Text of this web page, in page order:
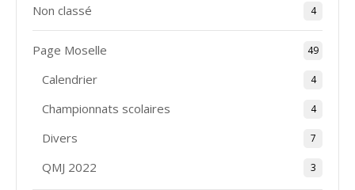
Non classé 4
Page Moselle 49
Calendrier 4
Championnats scolaires 4
Divers 7
QMJ 2022 3